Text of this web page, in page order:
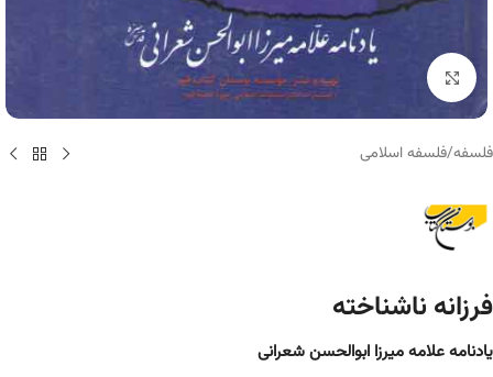
برای بزرگنمایی کلیک کنید
فلسفه/فلسفه اسلامی
فرزانه ناشناخته
یادنامه علامه میرزا ابوالحسن شعرانی